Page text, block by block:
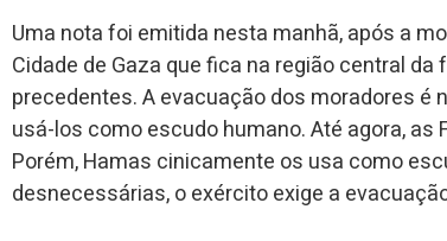
Uma nota foi emitida nesta manhã, após a
Cidade de Gaza que fica na região central
precedentes. A evacuação dos moradores é
usá-los como escudo humano. Até agora,
Porém, Hamas cinicamente os usa como
desnecessárias, o exército exige a